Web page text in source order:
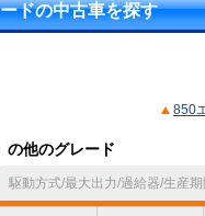
ドの中古車を探す
850
の他のグレード
駆動方式/最大出力/過給器/生産